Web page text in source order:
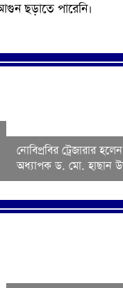
ছড়াতে পারেনি।
নোবিপ্রবির ট্রেজারার
অধ্যাপক ড. মো. হাছান